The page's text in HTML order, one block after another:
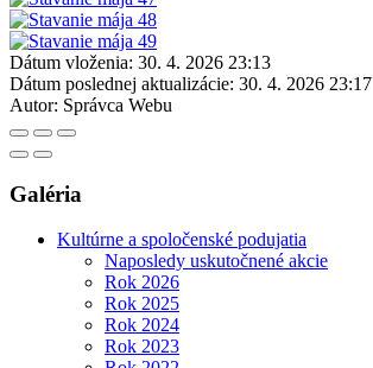
Dátum vloženia: 30. 4. 2026 23:13
Dátum poslednej aktualizácie: 30. 4. 2026 23:17
Autor: Správca Webu
Galéria
Kultúrne a spoločenské podujatia
Naposledy uskutočnené akcie
Rok 2026
Rok 2025
Rok 2024
Rok 2023